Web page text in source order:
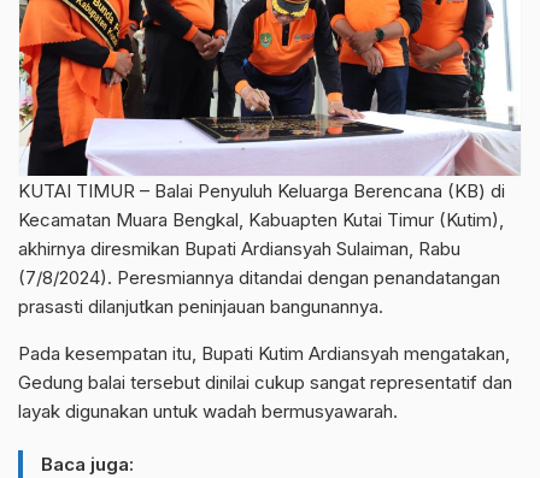
KUTAI TIMUR – Balai Penyuluh Keluarga Berencana (KB) di
Kecamatan Muara Bengkal, Kabuapten Kutai Timur (Kutim),
akhirnya diresmikan Bupati Ardiansyah Sulaiman, Rabu
(7/8/2024). Peresmiannya ditandai dengan penandatangan
prasasti dilanjutkan peninjauan bangunannya.
Pada kesempatan itu, Bupati Kutim Ardiansyah mengatakan,
Gedung balai tersebut dinilai cukup sangat representatif dan
layak digunakan untuk wadah bermusyawarah.
Baca juga: